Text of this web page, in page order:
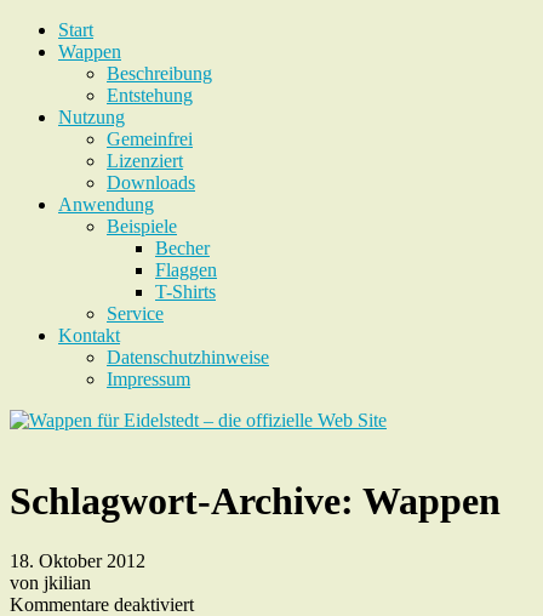
Start
Wappen
Beschreibung
Entstehung
Nutzung
Gemeinfrei
Lizenziert
Downloads
Anwendung
Beispiele
Becher
Flaggen
T-Shirts
Service
Kontakt
Datenschutzhinweise
Impressum
Schlagwort-Archive: Wappen
18. Oktober 2012
von jkilian
Kommentare deaktiviertfür